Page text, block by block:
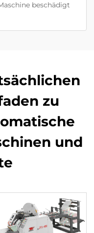
beschädigt
zu
und